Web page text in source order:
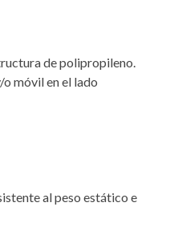
de polipropileno.
móvil en el lado
al peso estático e